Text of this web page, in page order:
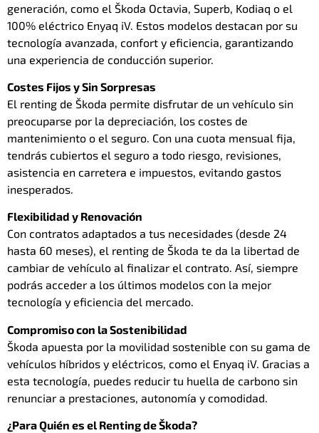
generación, como el Škoda Octavia, Superb, Kodiaq o el
100% eléctrico Enyaq iV. Estos modelos destacan por su
tecnología avanzada, confort y eficiencia, garantizando
una experiencia de conducción superior.
Costes Fijos y Sin Sorpresas
El renting de Škoda permite disfrutar de un vehículo sin
preocuparse por la depreciación, los costes de
mantenimiento o el seguro. Con una cuota mensual fija,
tendrás cubiertos el seguro a todo riesgo, revisiones,
asistencia en carretera e impuestos, evitando gastos
inesperados.
Flexibilidad y Renovación
Con contratos adaptados a tus necesidades (desde 24
hasta 60 meses), el renting de Škoda te da la libertad de
cambiar de vehículo al finalizar el contrato. Así, siempre
podrás acceder a los últimos modelos con la mejor
tecnología y eficiencia del mercado.
Compromiso con la Sostenibilidad
Škoda apuesta por la movilidad sostenible con su gama de
vehículos híbridos y eléctricos, como el Enyaq iV. Gracias a
esta tecnología, puedes reducir tu huella de carbono sin
renunciar a prestaciones, autonomía y comodidad.
¿Para Quién es el Renting de Škoda?